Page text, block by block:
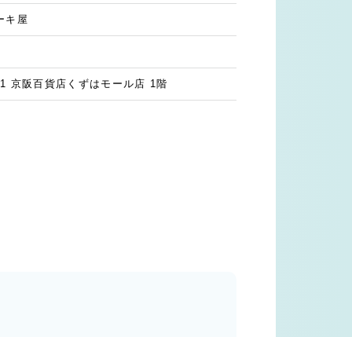
キ屋
京阪百貨店くずはモール店 1階